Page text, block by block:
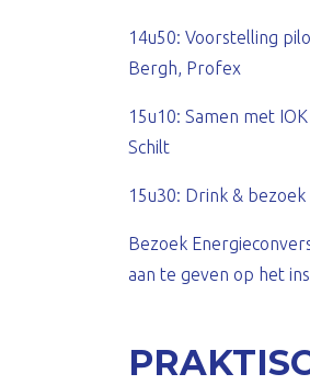
14u50: Voorstelling
Bergh, Profex
15u10: Samen met
Schilt
15u30: Drink &
Bezoek
aan te geven op het